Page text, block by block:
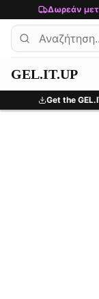
Μετάβαση στο
Δωρεάν
GEL.IT.UP
Get the